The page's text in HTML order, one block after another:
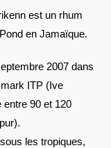
est un rhum
en Jamaïque.
2007 dans
ITP (Ive
entre 90 et 120
les tropiques,